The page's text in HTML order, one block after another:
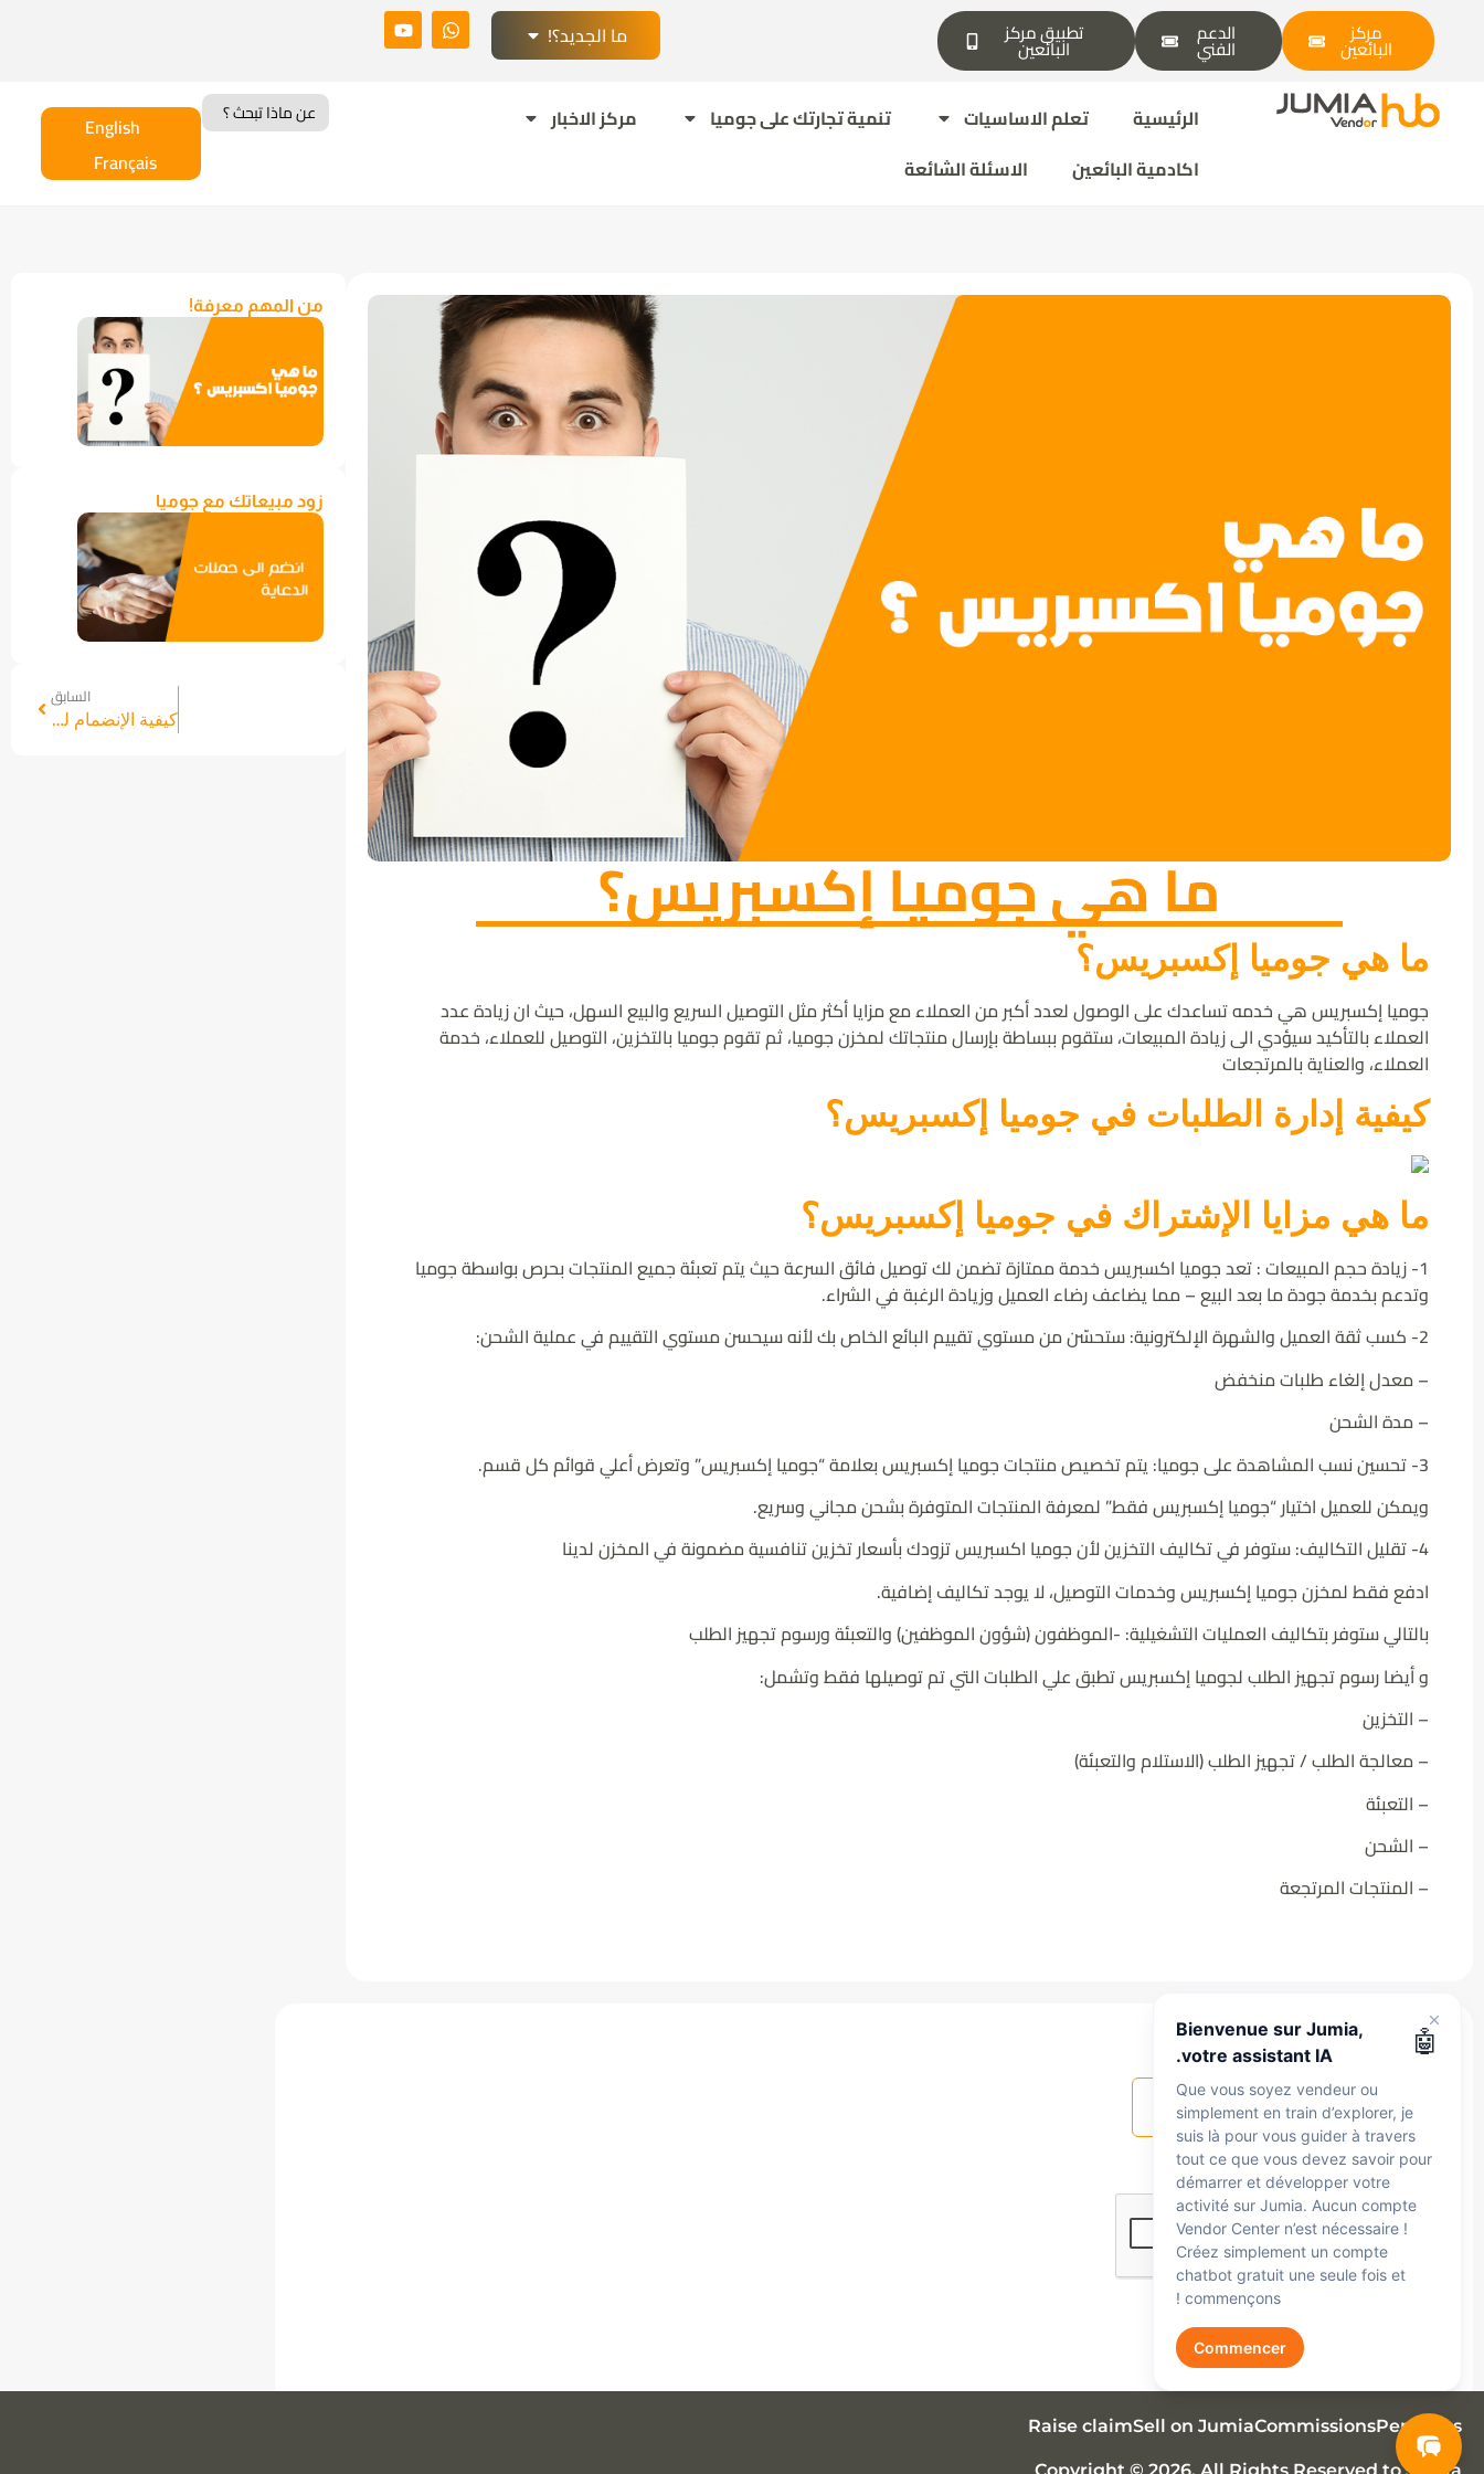
مركز
البائعين
الدعم
الفني
تطبيق مركز
البائعين ما الجديد؟!
الرئيسية تعلم الاساسيات تنمية تجارتك على جوميا
مركز الاخبار
اكادمية البائعين
الاسئلة الشائعة
Search
for:
English
Français
ما هي جوميا إكسبريس؟
ما هي جوميا إكسبريس؟
جوميا إكسبريس هي خدمه تساعدك على الوصول لعدد أكبر من العملاء مع مزايا أكثر مثل التوصيل السريع والبيع السهل، حيث ان زيادة عدد
العملاء بالتأكيد سيؤدي الى زيادة المبيعات، ستقوم ببساطة بإرسال منتجاتك لمخزن جوميا، ثم تقوم جوميا بالتخزين، التوصيل للعملاء، خدمة
العملاء، والعناية بالمرتجعات
كيفية إدارة الطلبات في جوميا إكسبريس؟
ما هي مزايا الإشتراك في جوميا إكسبريس؟
1- زيادة حجم المبيعات : تعد جوميا اكسبريس خدمة ممتازة تضمن لك توصيل فائق السرعة حيث يتم تعبئة جميع المنتجات بحرص بواسطة جوميا
وتدعم بخدمة جودة ما بعد البيع – مما يضاعف رضاء العميل وزيادة الرغبة في الشراء.
2- كسب ثقة العميل والشهرة الإلكترونية: ستحسّن من مستوي تقييم البائع الخاص بك لأنه سيحسن مستوي التقييم في عملية الشحن:
– معدل إلغاء طلبات منخفض
– مدة الشحن
3- تحسين نسب المشاهدة على جوميا: يتم تخصيص منتجات جوميا إكسبريس بعلامة “جوميا إكسبريس” وتعرض أعلي قوائم كل قسم.
ويمكن للعميل اختيار “جوميا إكسبريس فقط” لمعرفة المنتجات المتوفرة بشحن مجاني وسريع.
4- تقليل التكاليف: ستوفر في تكاليف التخزين لأن جوميا اكسبريس تزودك بأسعار تخزين تنافسية مضمونة في المخزن لدينا
ادفع فقط لمخزن جوميا إكسبريس وخدمات التوصيل، لا يوجد تكاليف إضافية.
بالتالي ستوفر بتكاليف العمليات التشغيلية: -الموظفون (شؤون الموظفين) والتعبئة ورسوم تجهيز الطلب
و أيضا رسوم تجهيز الطلب لجوميا إكسبريس تطبق علي الطلبات التي تم توصيلها فقط وتشمل:
– التخزين
– معالجة الطلب / تجهيز الطلب (الاستلام والتعبئة)
– التعبئة
– الشحن
– المنتجات المرتجعة
من المهم معرفة!
زود مبيعاتك مع جوميا
السابق
كيفية الإنضمام لجوميا إكسبريس؟
هل هذا المقال مفيد ؟
نعم لا
Penalties
Commissions
Sell on Jumia
Raise claim
🤖
Bienvenue sur Jumia,
votre assistant IA.
Que vous soyez vendeur ou
simplement en train d’explorer, je
suis là pour vous guider à travers
tout ce que vous devez savoir pour
démarrer et développer votre
activité sur Jumia. Aucun compte
Vendor Center n’est nécessaire !
Créez simplement un compte
chatbot gratuit une seule fois et
commençons !
Commencer
Jumia AI
Découvrez
votre assistant intelligent
moment, que vous soyez vendeur ou
simplement en exploration. Parlez-moi en
anglais, en français ou en arabe — je peux
vous aider avec :
🛍️
Inscription
Inscription et configuration du compte
Commandes
Commandes et expédition
💰
Paiements
Paiements, commissions et frais
📋
Produits
Mise en ligne des produits
Réclamations
Réclamations et support
Get Started